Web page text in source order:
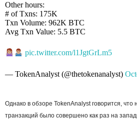
Other hours:
# of Txns: 175K
Txn Volume: 962K BTC
Avg Txn Value: 5.5 BTC
pic.twitter.com/l1JgtGrLm5
— TokenAnalyst (@thetokenanalyst)
Однако в обзоре TokenAnalyst говорится, что
транзакций было совершено как раз на